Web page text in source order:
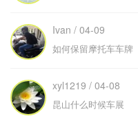
Ivan / 04-09
如何保留摩托车车牌
xyl1219 / 04-08
昆山什么时候车展